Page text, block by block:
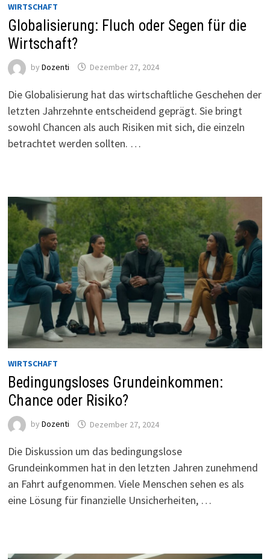
WIRTSCHAFT
Globalisierung: Fluch oder Segen für die
Wirtschaft?
by Dozenti Dezember 27, 2024
Die Globalisierung hat das wirtschaftliche Geschehen der
letzten Jahrzehnte entscheidend geprägt. Sie bringt
sowohl Chancen als auch Risiken mit sich, die einzeln
betrachtet werden sollten. …
WIRTSCHAFT
Bedingungsloses Grundeinkommen:
Chance oder Risiko?
by Dozenti Dezember 27, 2024
Die Diskussion um das bedingungslose
Grundeinkommen hat in den letzten Jahren zunehmend
an Fahrt aufgenommen. Viele Menschen sehen es als
eine Lösung für finanzielle Unsicherheiten, …